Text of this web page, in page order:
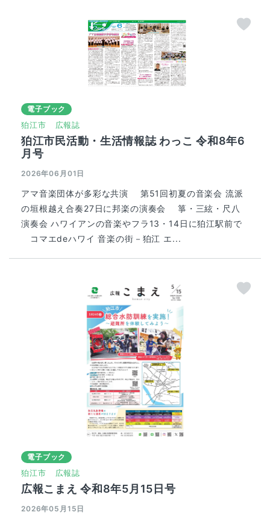
電子ブック
狛江市 広報誌
狛江市民活動・生活情報誌 わっこ 令和8年6
月号
2026年06月01日
アマ音楽団体が多彩な共演 第51回初夏の音楽会 流派
の垣根越え合奏27日に邦楽の演奏会 箏・三絃・尺八
演奏会 ハワイアンの音楽やフラ13・14日に狛江駅前で
コマエdeハワイ 音楽の街－狛江 エ...
電子ブック
狛江市 広報誌
広報こまえ 令和8年5月15日号
2026年05月15日